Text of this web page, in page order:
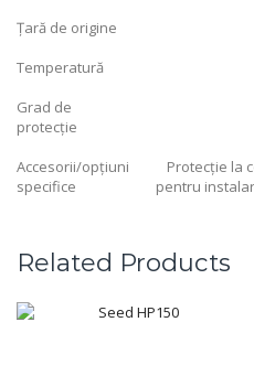
Țară de origine
Temperatură
Grad de
protecție
Accesorii/opțiuni
specifice
Protecție la
pentru
Related Products